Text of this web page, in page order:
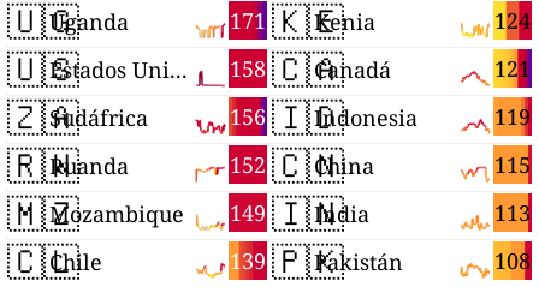
🇺🇬 171
Uganda
🇺🇸 158
Estados Unidos
🇿🇦 156
Sudáfrica
🇷🇼 152
Ruanda
🇲🇿 149
Mozambique
🇨🇱 139
Chile
🇰🇪 124
Kenia
🇨🇦 121
Canadá
🇮🇩 119
Indonesia
🇨🇳 115
China
🇮🇳 113
India
🇵🇰 108
Pakistán